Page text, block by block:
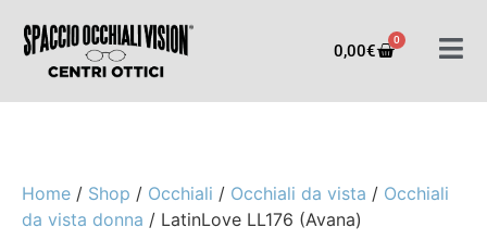
0,00€
0
Home / Shop / Occhiali / Occhiali da vista / Occhiali
da vista donna / LatinLove LL176 (Avana)